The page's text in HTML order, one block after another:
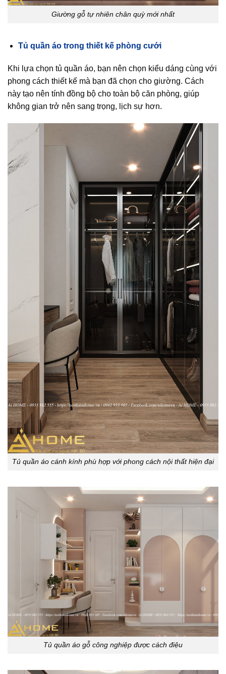
Giường gỗ tự nhiên chân quỳ mới nhất
Tủ quần áo trong thiết kế phòng cưới
Khi lựa chọn tủ quần áo, bạn nên chọn kiểu dáng cùng với
phong cách thiết kế mà bạn đã chọn cho giường. Cách
này tạo nên tính đồng bộ cho toàn bộ căn phòng, giúp
không gian trở nên sang trọng, lịch sự hơn.
Tủ quần áo cánh kính phù hợp với phong cách nội thất hiện đại
Tủ quần áo gỗ công nghiệp được cách điệu